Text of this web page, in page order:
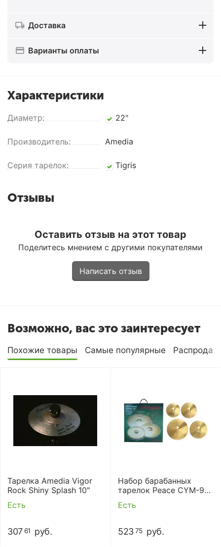
Доставка
Варианты оплаты
Характеристики
Диаметр: 22"
Производитель: Amedia
Серия тарелок: Tigris
Отзывы
Оставить отзыв на этот товар
Поделитесь мнением с другими покупателями
Написать отзыв
Возможно, вас это заинтересует
Похожие товары Самые популярные
Тарелка Amedia Vigor
Rock Shiny Splash 10"
Есть
307 61 руб.
Набор барабанных
тарелок Peace CYM-9-
8208
Есть
523 75 руб.